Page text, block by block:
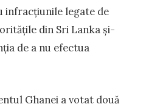
infracțiunile legate de
din Sri Lanka și-
de a nu efectua
Ghanei a votat două